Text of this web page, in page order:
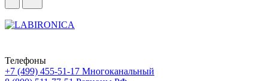
Телефоны
+7 (499) 455-51-17 Многоканальный